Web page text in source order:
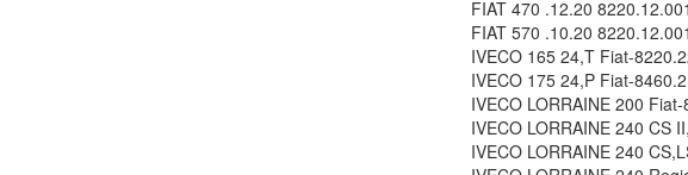
FIAT 470 .12.20
FIAT 570 .10.20
IVECO 165 24,T Fiat-
IVECO 175 24,P Fiat-
IVECO LORRAINE 200
IVECO LORRAINE 240 CS
IVECO LORRAINE 240